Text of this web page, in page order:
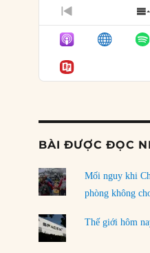
03/08/2026
Đặt cược vào thất bại:
hiểm quốc gia và khía
rủi ro
02/08/2026
01/08/2026
Chiến lược kế tiếp của
Trật tự thế giới mới: Các
30/07/2026
PREVIOUS
EPISODE
BÀI ĐƯỢC ĐỌC
Mối nguy khi
phòng không
Thế giới hôm